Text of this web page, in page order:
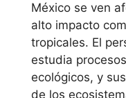
México se ven
alto impacto
tropicales. El
estudia
ecológicos, y
de los